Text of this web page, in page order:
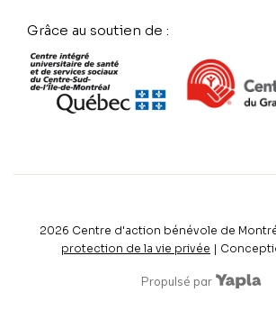
Grâce au soutien de :
2026 Centre d'action bénévole de
protection de la vie privée |
Propulsé par